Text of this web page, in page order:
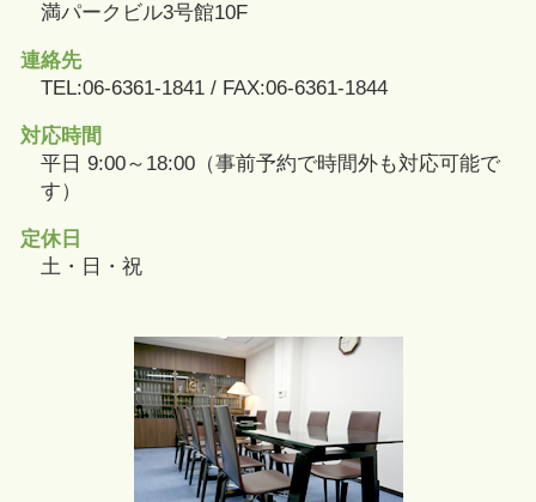
満パークビル3号館10F
連絡先
TEL:06-6361-1841 / FAX:06-6361-1844
対応時間
平日 9:00～18:00（事前予約で時間外も対応可能で
す）
定休日
土・日・祝